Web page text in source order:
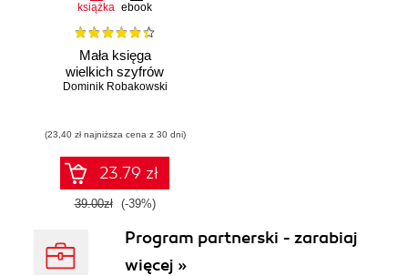
książka ebook
Mała księga
wielkich szyfrów
Dominik Robakowski
(23,40 zł najniższa cena z 30 dni)
23.79 zł
39.00zł (-39%)
Program partnerski - zarabiaj
więcej »